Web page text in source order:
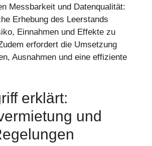
Messbarkeit und Datenqualität:
Erhebung des Leerstands
Einnahmen und Effekte zu
erfordert die Umsetzung
Ausnahmen und eine effiziente
erklärt:
und